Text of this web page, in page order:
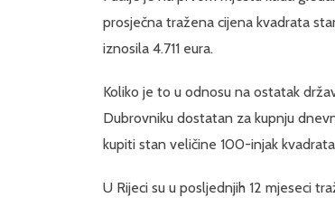
prosječna tražena cijena kvadrata
iznosila 4.711 eura.
Koliko je to u odnosu na ostatak
Dubrovniku dostatan za kupnju
kupiti stan veličine 100-injak
U Rijeci su u posljednjih 12 mjeseci